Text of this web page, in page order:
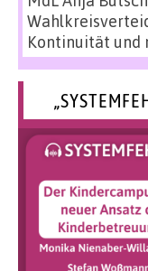
Kontinuität und